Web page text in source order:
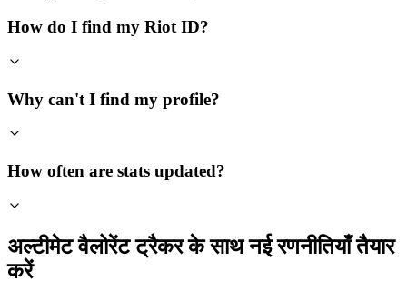
How do I find my Riot ID?
Why can't I find my profile?
How often are stats updated?
अल्टीमेट वैलोरेंट ट्रैकर के साथ नई रणनीतियाँ तैयार
करें